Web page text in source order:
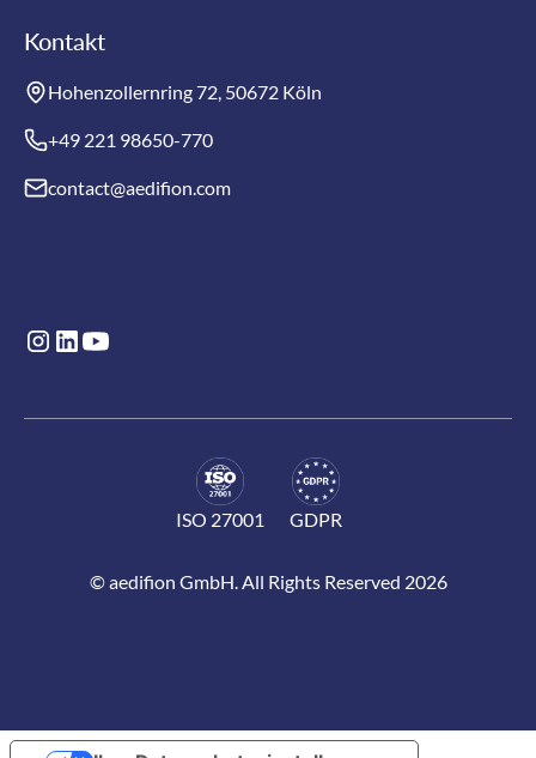
Kontakt
Hohenzollernring 72, 50672 Köln
+49 221 98650-770
contact@aedifion.com
© aedifion GmbH. All Rights Reserved 2026
ISO 27001 GDPR